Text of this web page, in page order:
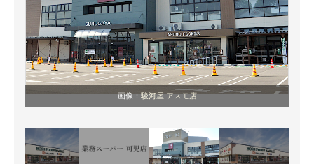
画像：駿河屋 アスモ店